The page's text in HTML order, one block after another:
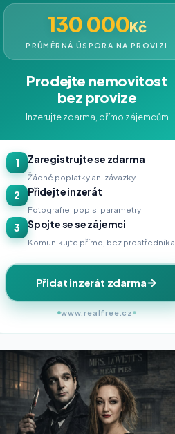
130 000Kč
PRŮMĚRNÁ ÚSPORA NA PROVIZI
Prodejte nemovitost
bez provize
Inzerujte zdarma, přímo zájemcům
1 Zaregistrujte se zdarma
Žádné poplatky ani závazky
2 Přidejte inzerát
Fotografie, popis, parametry
3 Spojte se se zájemci
Komunikujte přímo, bez prostředníka
Přidat inzerát zdarma
www.realfree.cz